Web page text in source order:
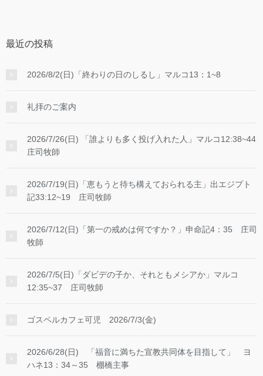
最近の投稿
2026/8/2(日)「終わりの日のしるし」マルコ13：1~8
礼拝のご案内
2026/7/26(日) 「誰よりも多く投げ入れた人」マルコ12:38~44
庄司牧師
2026/7/19(日)「恵もうと待ち構えておられる主」出エジプト
記33:12~19 庄司牧師
2026/7/12(日)「第一の戒めは何ですか？」申命記4：35 庄司
牧師
2026/7/5(日)「ダビデの子か、それともメシアか」マルコ
12:35~37 庄司牧師
ゴスペルカフェ可児 2026/7/3(金)
2026/6/28(日) 「福音に満ちた宣教共同体を目指して」 ヨ
ハネ13：34～35 棚橋主事